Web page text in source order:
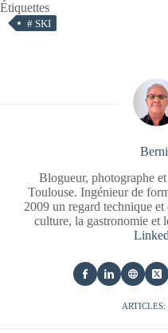
Étiquettes
# SKI
Blogueur, photographe
Toulouse. Ingénieur de
2009 un regard technique
culture, la gastronomie et
ARTICLES: